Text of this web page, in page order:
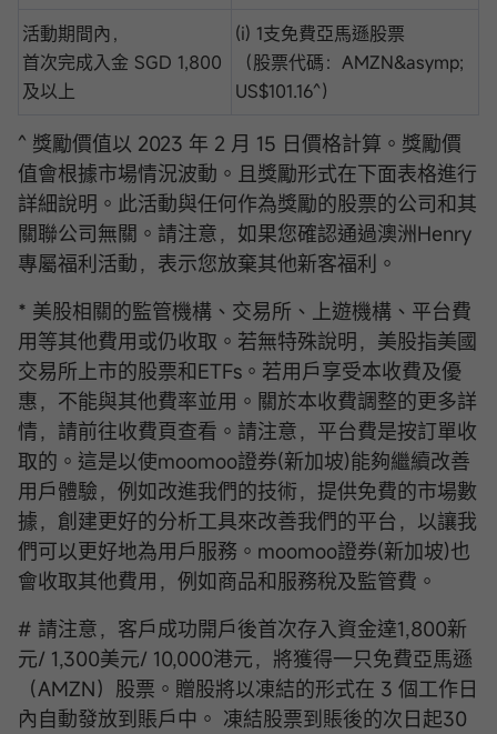
活動期間內，
首次完成入金 SGD 1,800
及以上
(i) 1支免費亞馬遜股票
（股票代碼：AMZN&asymp;
US$101.16^）
^ 獎勵價值以 2023 年 2 月 15 日價格計算。獎勵價
值會根據市場情況波動。且獎勵形式在下面表格進行
詳細說明。此活動與任何作為獎勵的股票的公司和其
關聯公司無關。請注意，如果您確認通過澳洲Henry
專屬福利活動，表示您放棄其他新客福利。
* 美股相關的監管機構、交易所、上遊機構、平台費
用等其他費用或仍收取。若無特殊說明，美股指美國
交易所上市的股票和ETFs。若用戶享受本收費及優
惠，不能與其他費率並用。關於本收費調整的更多詳
情，請前往收費頁查看。請注意，平台費是按訂單收
取的。這是以使moomoo證券(新加坡)能夠繼續改善
用戶體驗，例如改進我們的技術，提供免費的市場數
據，創建更好的分析工具來改善我們的平台，以讓我
們可以更好地為用戶服務。moomoo證券(新加坡)也
會收取其他費用，例如商品和服務稅及監管費。
# 請注意，客戶成功開戶後首次存入資金達1,800新
元/ 1,300美元/ 10,000港元，將獲得一只免費亞馬遜
（AMZN）股票。贈股將以凍結的形式在 3 個工作日
內自動發放到賬戶中。 凍結股票到賬後的次日起30